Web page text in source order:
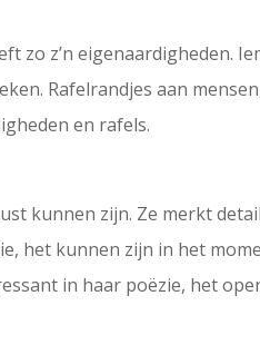
zo z’n eigenaardigheden.
Rafelrandjes aan
en rafels.
kunnen zijn. Ze merkt
het kunnen zijn in het
in haar poëzie, het